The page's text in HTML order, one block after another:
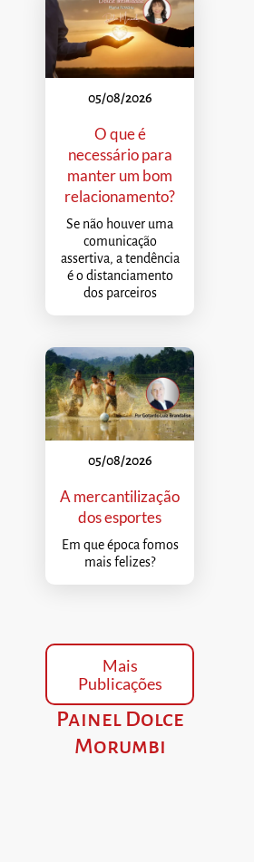
05/08/2026
O que é
necessário para
manter um bom
relacionamento?
Se não houver uma
comunicação
assertiva, a tendência
é o distanciamento
dos parceiros
05/08/2026
A mercantilização
dos esportes
Em que época fomos
mais felizes?
Mais
Publicações
Painel Dolce
Morumbi